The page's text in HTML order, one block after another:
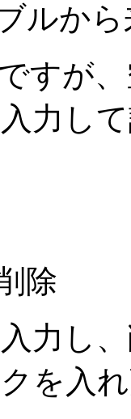
ルか
すが
力し
除
力し
を入